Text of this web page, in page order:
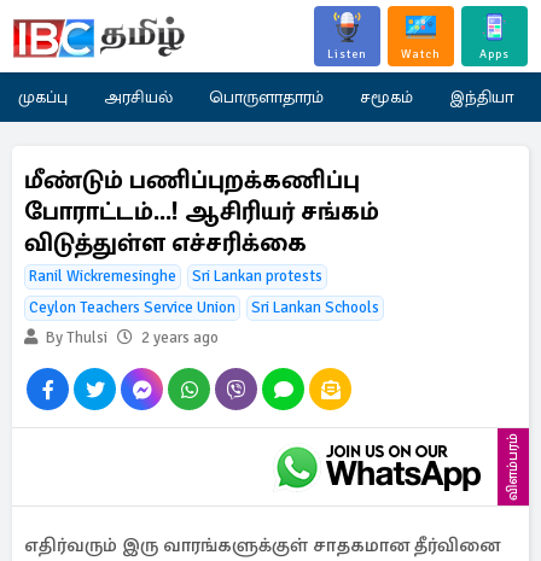
Listen Watch Apps
முகப்பு அரசியல் பொருளாதாரம் சமூகம் இந்தியா
மீண்டும் பணிப்புறக்கணிப்பு
போராட்டம்...! ஆசிரியர் சங்கம்
விடுத்துள்ள எச்சரிக்கை
Ranil Wickremesinghe
Sri Lankan protests
Ceylon Teachers Service Union
Sri Lankan Schools
By Thulsi
2 years ago
விளம்பரம்
எதிர்வரும் இரு வாரங்களுக்குள் சாதகமான தீர்வினை